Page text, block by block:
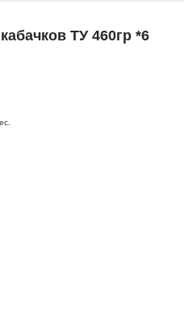
ТУ 460гр *6